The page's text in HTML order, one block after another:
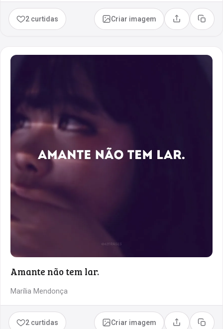
2 curtidas Criar imagem Compartilhar
Copiar
Amante não tem lar.
Marília Mendonça
2 curtidas Criar imagem Compartilhar
Copiar